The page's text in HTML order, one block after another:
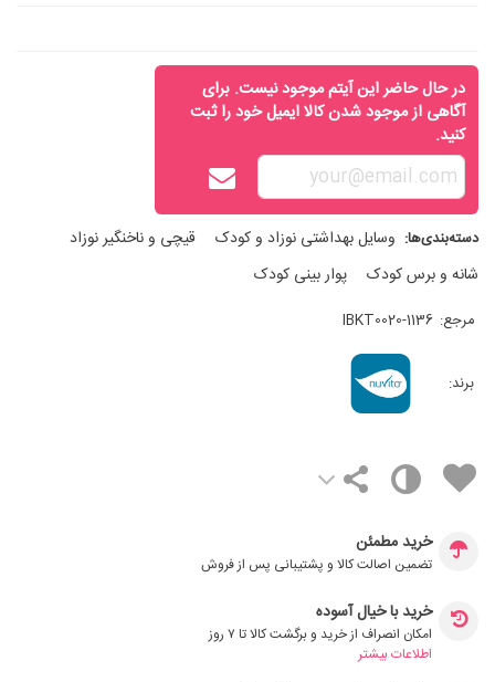
در حال حاضر این آیتم موجود نیست. برای
آگاهی از موجود شدن کالا ایمیل خود را ثبت
کنید.
دسته‌بندی‌ها: وسایل بهداشتی نوزاد و کودک
قیچی و ناخنگیر نوزاد
شانه و برس کودک
پوار بینی کودک
مرجع: IBKT0020-1136
برند:
خرید مطمئن
تضمین اصالت کالا و پشتیبانی پس از فروش
خرید با خیال آسوده
امکان انصراف از خرید و برگشت کالا تا ۷ روز
اطلاعات بیشتر